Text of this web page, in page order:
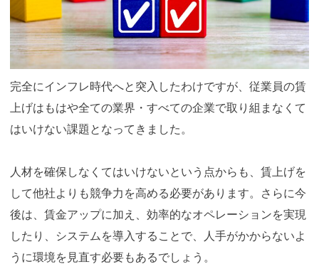
完全にインフレ時代へと突入したわけですが、従業員の賃
上げはもはや全ての業界・すべての企業で取り組まなくて
はいけない課題となってきました。
人材を確保しなくてはいけないという点からも、賃上げを
して他社よりも競争力を高める必要があります。さらに今
後は、賃金アップに加え、効率的なオペレーションを実現
したり、システムを導入することで、人手がかからないよ
うに環境を見直す必要もあるでしょう。